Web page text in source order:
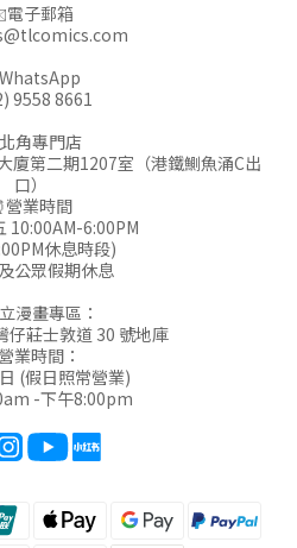
子郵箱
9558 8661
角專門店
廈第二期1207室（港鐵鰂魚涌C出
口）
營業時間
10:00AM-6:00PM
休息時段)
公眾假期休息
漫畫專區：
仔莊士敦道 30 號地庫
業時間：
(假日照常營業)
-下午8:00pm